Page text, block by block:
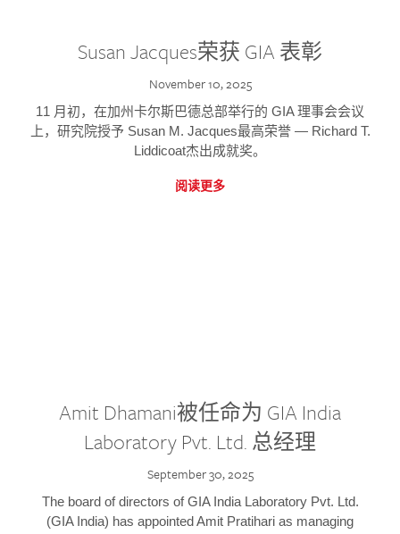
Susan Jacques荣获 GIA 表彰
November 10, 2025
11 月初，在加州卡尔斯巴德总部举行的 GIA 理事会会议
上，研究院授予 Susan M. Jacques最高荣誉 — Richard T.
Liddicoat杰出成就奖。
阅读更多
Amit Dhamani被任命为 GIA India
Laboratory Pvt. Ltd. 总经理
September 30, 2025
The board of directors of GIA India Laboratory Pvt. Ltd.
(GIA India) has appointed Amit Pratihari as managing